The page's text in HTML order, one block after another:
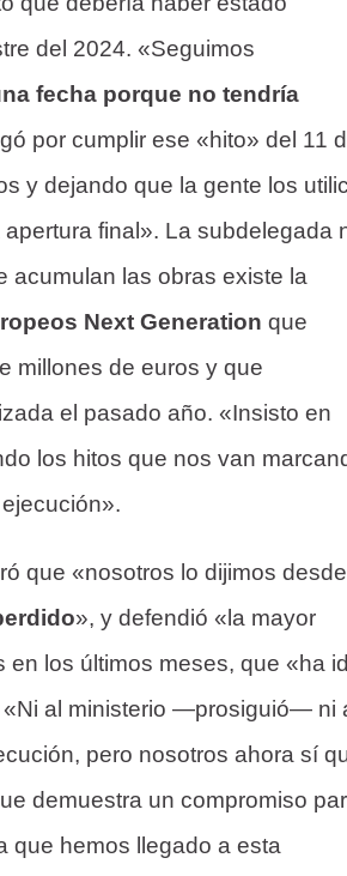
del 2024. «Seguimos
fecha porque no tendría
por cumplir ese «hito» del 11
y dejando que la gente los
final». La subdelegada
acumulan las obras existe la
Next Generation que
millones de euros y que
el pasado año. «Insisto en
los hitos que nos van
que «nosotros lo dijimos desde
», y defendió «la mayor
los últimos meses, que «ha
«Ni al ministerio —prosiguió— ni
pero nosotros ahora sí
demuestra un compromiso
que hemos llegado a esta